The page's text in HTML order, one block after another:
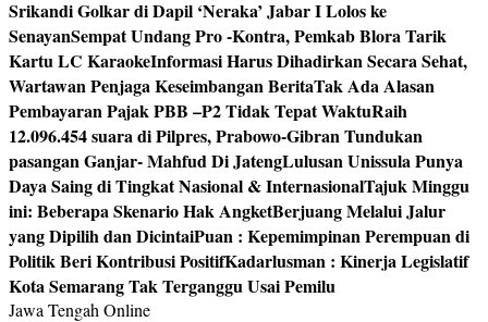
Srikandi Golkar di Dapil ‘Neraka’ Jabar I Lolos ke
SenayanSempat Undang Pro -Kontra, Pemkab Blora Tarik
Kartu LC KaraokeInformasi Harus Dihadirkan Secara Sehat,
Wartawan Penjaga Keseimbangan BeritaTak Ada Alasan
Pembayaran Pajak PBB –P2 Tidak Tepat WaktuRaih
12.096.454 suara di Pilpres, Prabowo-Gibran Tundukan
pasangan Ganjar- Mahfud Di JatengLulusan Unissula Punya
Daya Saing di Tingkat Nasional & InternasionalTajuk Minggu
ini: Beberapa Skenario Hak AngketBerjuang Melalui Jalur
yang Dipilih dan DicintaiPuan : Kepemimpinan Perempuan di
Politik Beri Kontribusi PositifKadarlusman : Kinerja Legislatif
Kota Semarang Tak Terganggu Usai Pemilu
Jawa Tengah Online